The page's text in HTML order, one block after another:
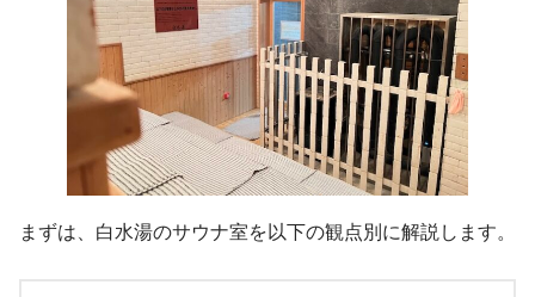
まずは、白水湯のサウナ室を以下の観点別に解説します。